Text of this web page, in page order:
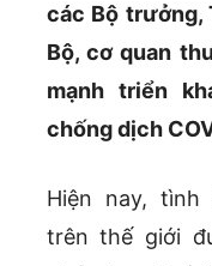
các Bộ trưởng,
Bộ, cơ quan
mạnh triển
chống dịch
Hiện nay, tình
trên thế giới